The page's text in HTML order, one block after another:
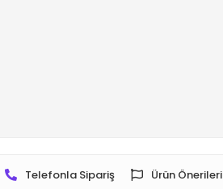
Telefonla Sipariş Ürün Önerileri